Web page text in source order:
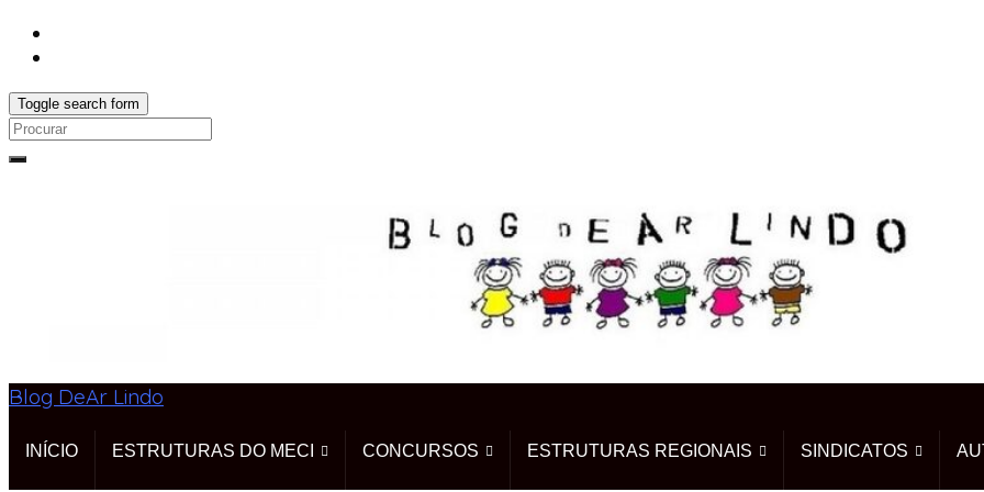
Toggle search form
Search
Blog DeAr Lindo
INÍCIO ESTRUTURAS DO MECI CONCURSOS ESTRUTURAS REGIONAIS SINDICATOS